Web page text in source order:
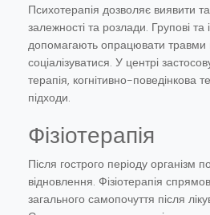
Психотерапія дозволяє виявити
залежності та розлади. Групові та
допомагають опрацювати травми
соціалізуватися. У центрі
терапія, когнітивно-поведінкова
підходи.
Фізіотерапія
Після гострого періоду організм
відновлення. Фізіотерапія
загального самопочуття після